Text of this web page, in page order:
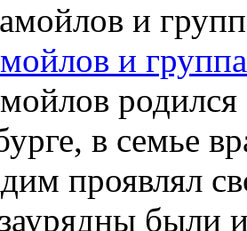
и
родился
в семье
проявлял
были